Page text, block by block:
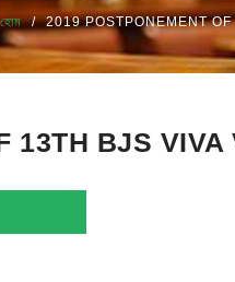
হোম 2019 POSTPONEMENT
13TH BJS VIVA